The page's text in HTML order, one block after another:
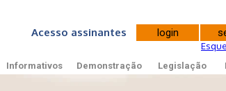
Acesso assinantes
Informativos Demonstração Legislação